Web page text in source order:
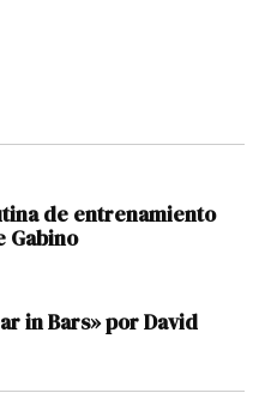
de entrenamiento
Gabino
in Bars» por David